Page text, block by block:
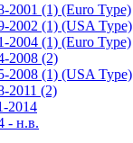
2001 (1) (Euro Type)
2002 (1) (USA Type)
2004 (1) (Euro Type)
2008 (2)
2008 (1) (USA Type)
2011 (2)
2014
- н.в.